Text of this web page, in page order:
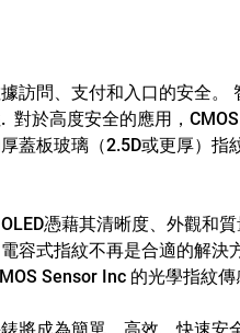
訪問、支付和入口的安全。
對於高度安全的應用，
蓋板玻璃（2.5D或更厚）
憑藉其清晰度、外觀和
容式指紋不再是合適的解決
Sensor Inc 的光學指紋